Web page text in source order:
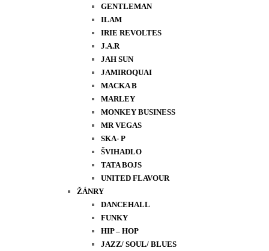
GENTLEMAN
ILAM
IRIE REVOLTES
J.A.R
JAH SUN
JAMIROQUAI
MACKA B
MARLEY
MONKEY BUSINESS
MR VEGAS
SKA- P
ŠVIHADLO
TATA BOJS
UNITED FLAVOUR
ŽÁNRY
DANCEHALL
FUNKY
HIP – HOP
JAZZ/ SOUL/ BLUES